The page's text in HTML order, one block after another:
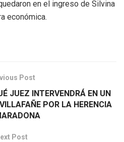
en el ingreso de Silvina
económica.
Post
JUEZ INTERVENDRÁ EN UN
POR LA HERENCIA
Post